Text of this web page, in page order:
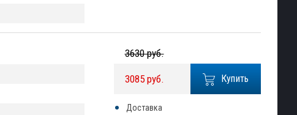
Купить
3630 руб.
3085 руб.
Доставка